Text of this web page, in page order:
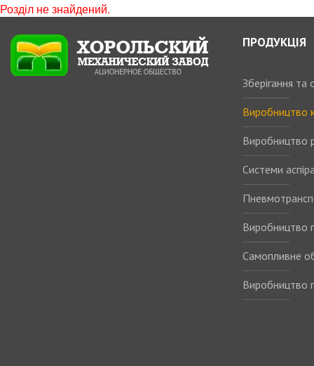
Розділ не знайдений.
ПРОДУКЦІЯ
Зберігання
Виробництво
Виробництво
Системи
Виробництво
Самопливне
Виробництво